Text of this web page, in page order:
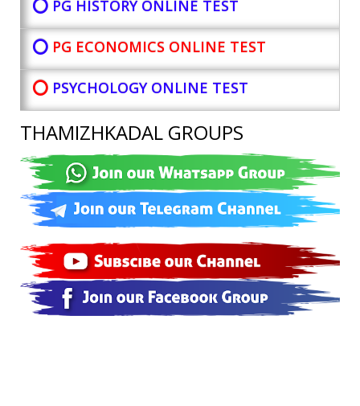
⭕ PG HISTORY ONLINE TEST
⭕ PG ECONOMICS ONLINE TEST
⭕ PSYCHOLOGY ONLINE TEST
THAMIZHKADAL GROUPS